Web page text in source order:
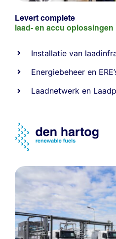
Levert complete
laad- en accu oplossingen
Installatie van
Energiebeheer en
Laadnetwerk en